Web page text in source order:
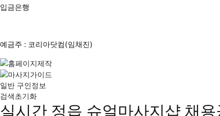
입금은행
예금주 : 코리아닷컴(임채진)
일반 구인정보
검색초기화
실시간 정읍 슈얼마사지샵 채용